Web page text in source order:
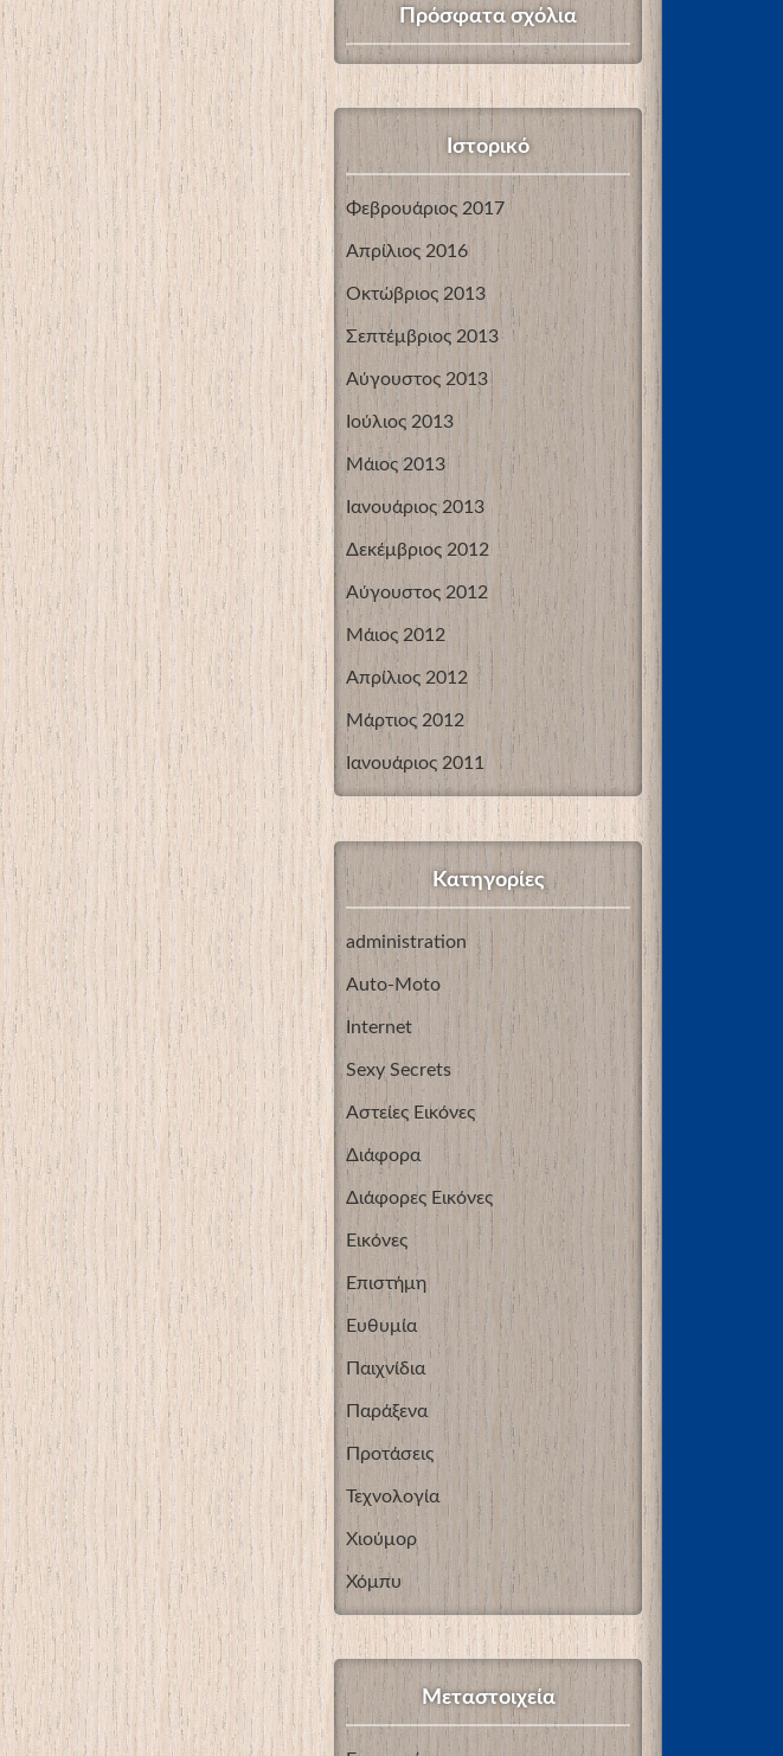
Πρόσφατα σχόλια
Ιστορικό
Φεβρουάριος 2017
Απρίλιος 2016
Οκτώβριος 2013
Σεπτέμβριος 2013
Αύγουστος 2013
Ιούλιος 2013
Μάιος 2013
Ιανουάριος 2013
Δεκέμβριος 2012
Αύγουστος 2012
Μάιος 2012
Απρίλιος 2012
Μάρτιος 2012
Ιανουάριος 2011
Kατηγορίες
administration
Auto-Moto
Internet
Sexy Secrets
Αστείες Εικόνες
Διάφορα
Διάφορες Εικόνες
Εικόνες
Επιστήμη
Ευθυμία
Παιχνίδια
Παράξενα
Προτάσεις
Τεχνολογία
Χιούμορ
Χόμπυ
Μεταστοιχεία